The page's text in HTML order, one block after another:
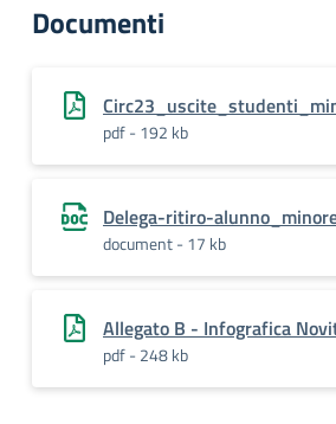
Documenti
pdf - 192 kb
Delega-ritiro-
document - 17 kb
Allegato B - Infografica
pdf - 248 kb